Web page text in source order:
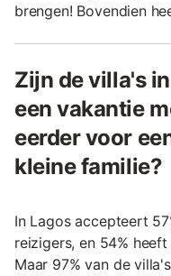
brengen! Bovendien
Zijn de villa's
een vakantie
eerder voor
kleine familie?
In Lagos accepteert
reizigers, en 54%
Maar 97% van de